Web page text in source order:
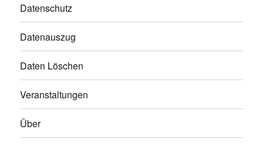
Datenschutz
Datenauszug
Daten Löschen
Veranstaltungen
Über